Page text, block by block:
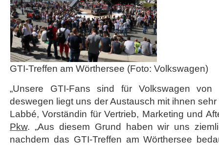
GTI-Treffen am Wörthersee (Foto: Volkswagen)
„Unsere GTI-Fans sind für Volkswagen von
deswegen liegt uns der Austausch mit ihnen
Labbé, Vorständin für Vertrieb, Marketing und
Pkw. „Aus diesem Grund haben wir uns
nachdem das GTI-Treffen am Wörthersee